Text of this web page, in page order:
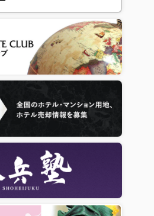
オープン、本日より予約受付開始
クーポン」を先着1,000枚限定配布～
業
フランチャイズ契約締結
ら運営開始
ジェンドカップ（U-11ジュニアサッカー
大会動画を公開しました。
ジェンドカップ（U-11ジュニアサッカー
坪井慶介氏がゲストに決定！
ックの対象者拡大（役職連動型）について